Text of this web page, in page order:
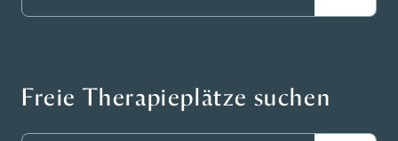
Freie Therapieplätze suchen